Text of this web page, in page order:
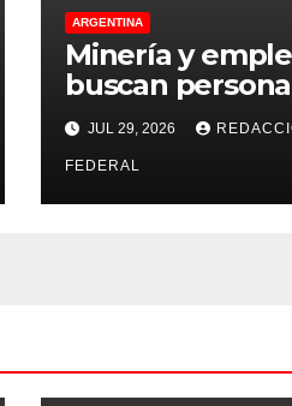
ARGENTINA
Minería y
buscan
Catamarca y
Juan para
puestos
JUL 29, 2026
FEDERAL